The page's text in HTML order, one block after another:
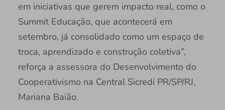
em iniciativas que gerem impacto real, como o
Summit Educação, que acontecerá em
setembro, já consolidado como um espaço de
troca, aprendizado e construção coletiva”,
reforça a assessora do Desenvolvimento do
Cooperativismo na Central Sicredi PR/SP/RJ,
Mariana Baião.